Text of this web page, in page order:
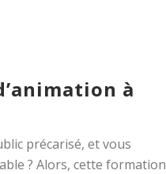
à
précarisé, et vous
? Alors, cette formation